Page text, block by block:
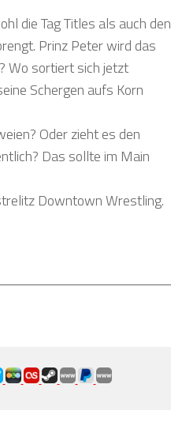
die Tag Titles als auch den
Prinz Peter wird das
Wo sortiert sich jetzt
Schergen aufs Korn
Oder zieht es den
Das sollte im Main
Downtown Wrestling.